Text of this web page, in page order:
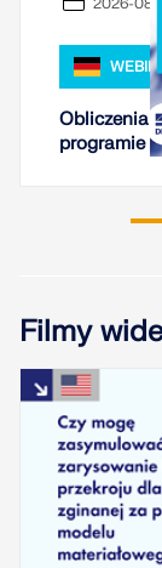
2026-08-
Obliczenia
programie
Filmy